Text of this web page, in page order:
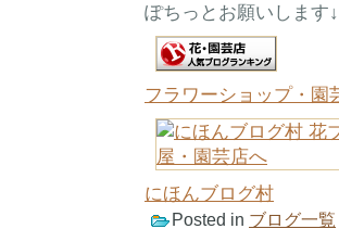
ぽちっとお願いします↓
フラワーショップ・園
にほんブログ村
Posted in ブログ一覧